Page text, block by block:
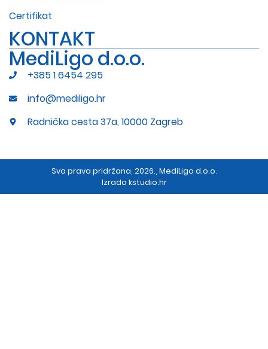
Certifikat
KONTAKT
MediLigo d.o.o.
+385 1 6454 295
info@mediligo.hr
Radnička cesta 37a, 10000 Zagreb
Sva prava pridržana, 2026., MediLigo d.o.o.
Izrada kstudio.hr